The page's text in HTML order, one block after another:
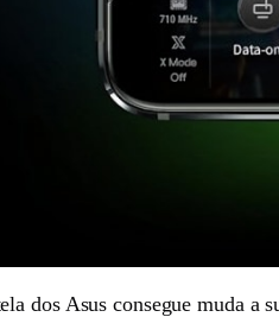
dos Asus consegue muda